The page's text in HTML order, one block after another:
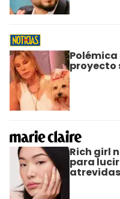
Polémica
proyecto
Rich girl
para
atrevidas